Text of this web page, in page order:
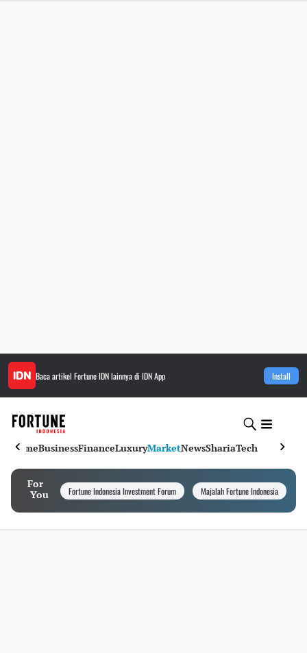
Baca artikel Fortune IDNlainnya di IDN App Install
HomeBusinessFinanceLuxuryMarketNewsShariaTech
For
You
Fortune Indonesia Investment Forum Majalah Fortune Indonesia